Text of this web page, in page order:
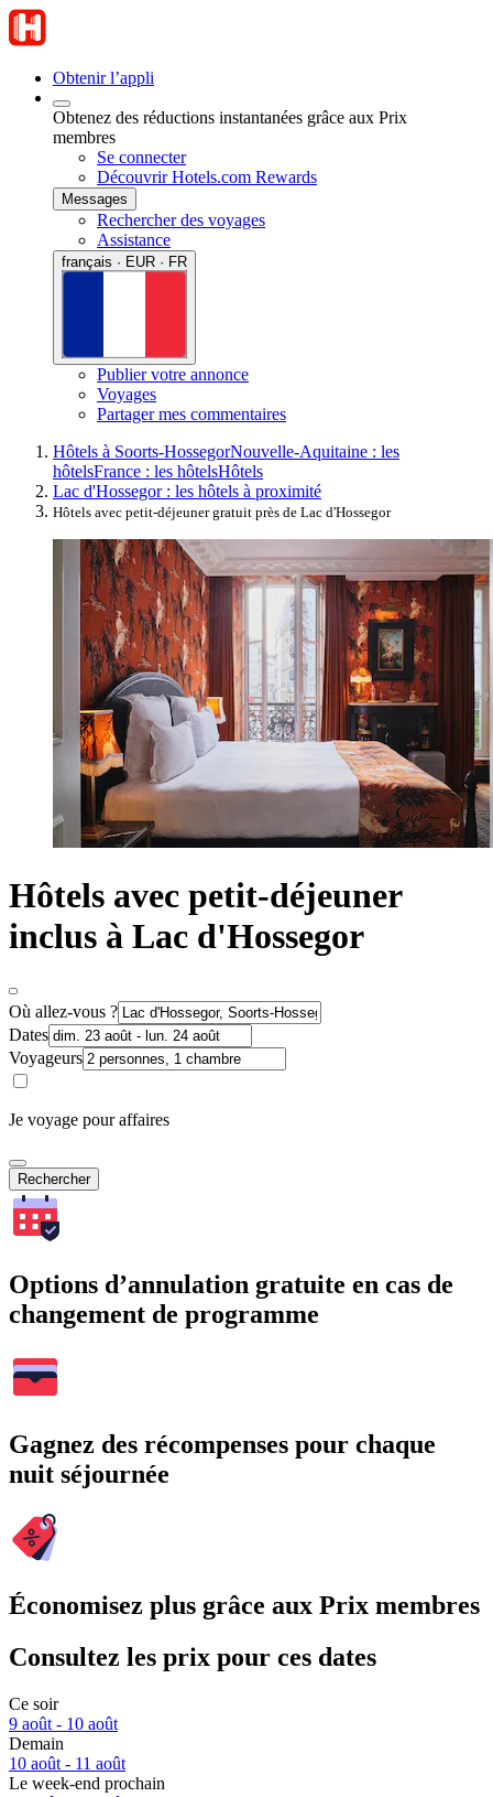
Obtenir l’appli
Obtenez des réductions instantanées grâce aux Prix
membres
Se connecter
Découvrir Hotels.com Rewards
Messages
Rechercher des voyages
Assistance
français · EUR · FR
Publier votre annonce
Voyages
Partager mes commentaires
Hôtels à Soorts-HossegorNouvelle-Aquitaine : les
hôtelsFrance : les hôtelsHôtels
Lac d'Hossegor : les hôtels à proximité
Hôtels avec petit-déjeuner gratuit près de Lac d'Hossegor
Hôtels avec petit-déjeuner
inclus à Lac d'Hossegor
Où allez-vous ?
Dates
Voyageurs
Je voyage pour affaires
Rechercher
Options d’annulation gratuite en cas de
changement de programme
Gagnez des récompenses pour chaque
nuit séjournée
Économisez plus grâce aux Prix membres
Consultez les prix pour ces dates
Ce soir
9 août - 10 août
Demain
10 août - 11 août
Le week-end prochain